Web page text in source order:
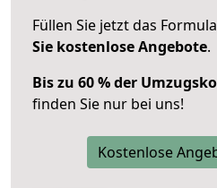
Füllen Sie jetzt das
Sie kostenlose Angebote.
Bis zu 60 % der
finden Sie nur bei uns!
Kostenlose